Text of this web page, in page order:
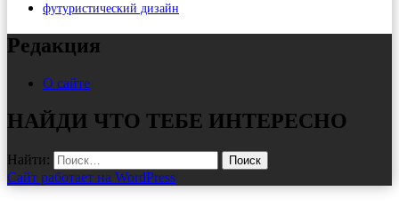
футуристический дизайн
Редакция
О сайте
НАЙДИ ЧТО ТЕБЕ ИНТЕРЕСНО
Найти:
Сайт работает на WordPress